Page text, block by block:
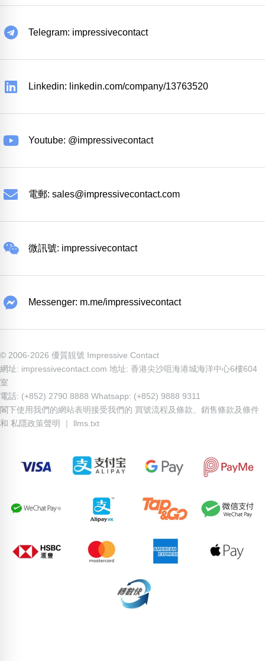
Telegram: impressivecontact
Linkedin: linkedin.com/company/13763520
Youtube: @impressivecontact
電郵: sales@impressivecontact.com
微訊號: impressivecontact
Messenger: m.me/impressivecontact
© 2006-2026 優質靚號 Impressive Contact
網址: impressivecontact.com 地址: 香港尖沙咀海港城海洋中心6樓604
室
電話: (+852) 2790 8888 Whatsapp: (+852) 9888 9311
閣下使用我們的網站表明接受我們的 買號流程及條款
銷售條款及條件
和 私隱政策聲明 llms.txt